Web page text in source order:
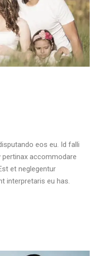
eos eu. Id falli
pertinax accommodare
et neglegentur
interpretaris eu has.